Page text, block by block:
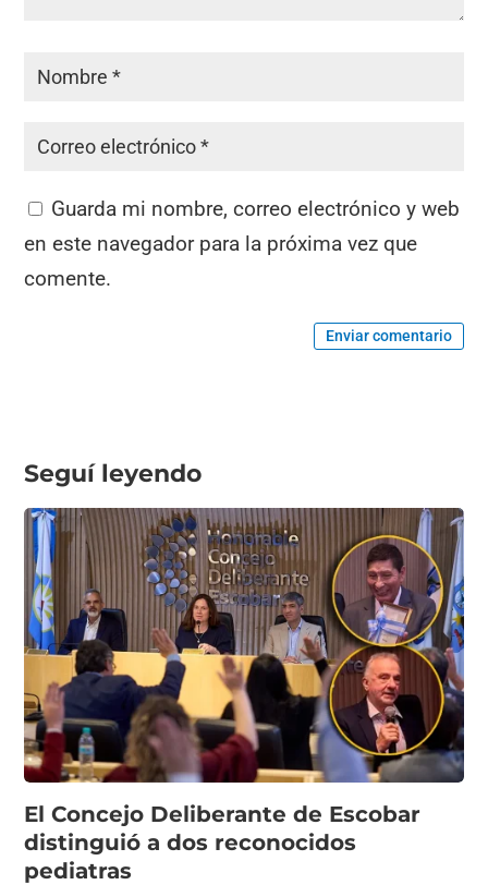
Guarda mi nombre, correo electrónico y web
en este navegador para la próxima vez que
comente.
Enviar comentario
Seguí leyendo
El Concejo Deliberante de Escobar
distinguió a dos reconocidos
pediatras